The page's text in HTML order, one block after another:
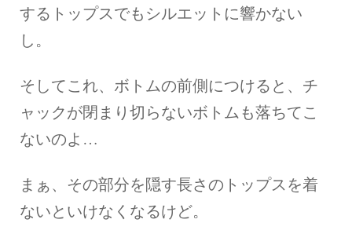
するトップスでもシルエットに響かない
し。
そしてこれ、ボトムの前側につけると、チ
ャックが閉まり切らないボトムも落ちてこ
ないのよ…
まぁ、その部分を隠す長さのトップスを着
ないといけなくなるけど。